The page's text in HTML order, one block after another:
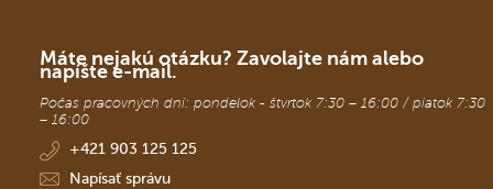
Máte nejakú otázku? Zavolajte nám alebo
napíšte e-mail.
Počas pracovných dní: pondelok - štvrtok 7:30 – 16:00 / piatok 7:30
– 16:00
+421 903 125 125
Napísať správu